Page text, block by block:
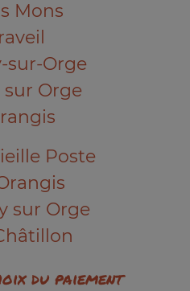
Mons
sur-Orge
sur Orge
Poste
sur Orge
du paiement